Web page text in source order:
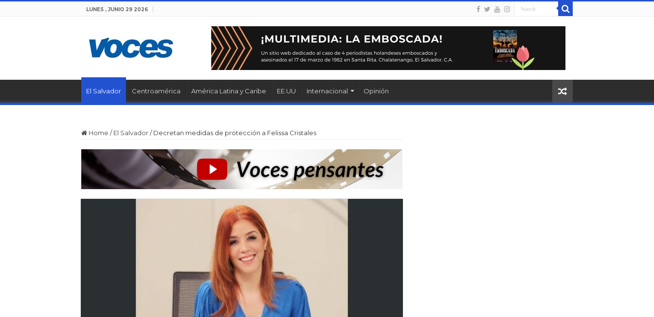
LUNES , JUNIO 29 2026
El Salvador Centroamérica América Latina y Caribe EE.UU Internacional Opinión
Home / El Salvador/ Decretan medidas de protección a Felissa Cristales